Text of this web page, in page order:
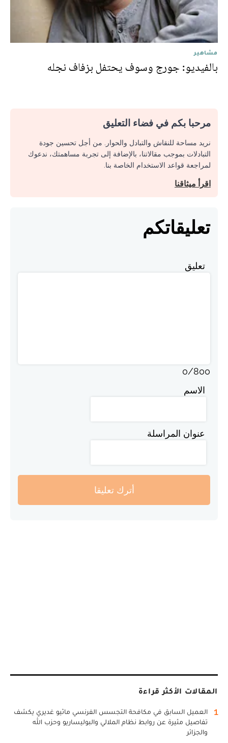
مشاهير
بالفيديو: جورج وسوف يحتفل بزفاف نجله
مرحبا بكم في فضاء التعليق
نريد مساحة للنقاش والتبادل والحوار. من أجل تحسين جودة
التبادلات بموجب مقالاتنا، بالإضافة إلى تجربة مساهمتك، ندعوك
لمراجعة قواعد الاستخدام الخاصة بنا.
اقرأ ميثاقنا
تعليقاتكم
تعليق
0/800
الاسم
عنوان المراسلة
أترك تعليقا
المقالات الأكثر قراءة
1
العميل السابق في مكافحة التجسس الفرنسي ماثيو غديري يكشف
تفاصيل مثيرة عن روابط نظام الملالي والبوليساريو وحزب الله
والجزائر